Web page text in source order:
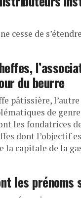
cesse de
du beurre
pâtissière,
de
les fondatrices
dont l’objectif
la capitale de la
les prénoms